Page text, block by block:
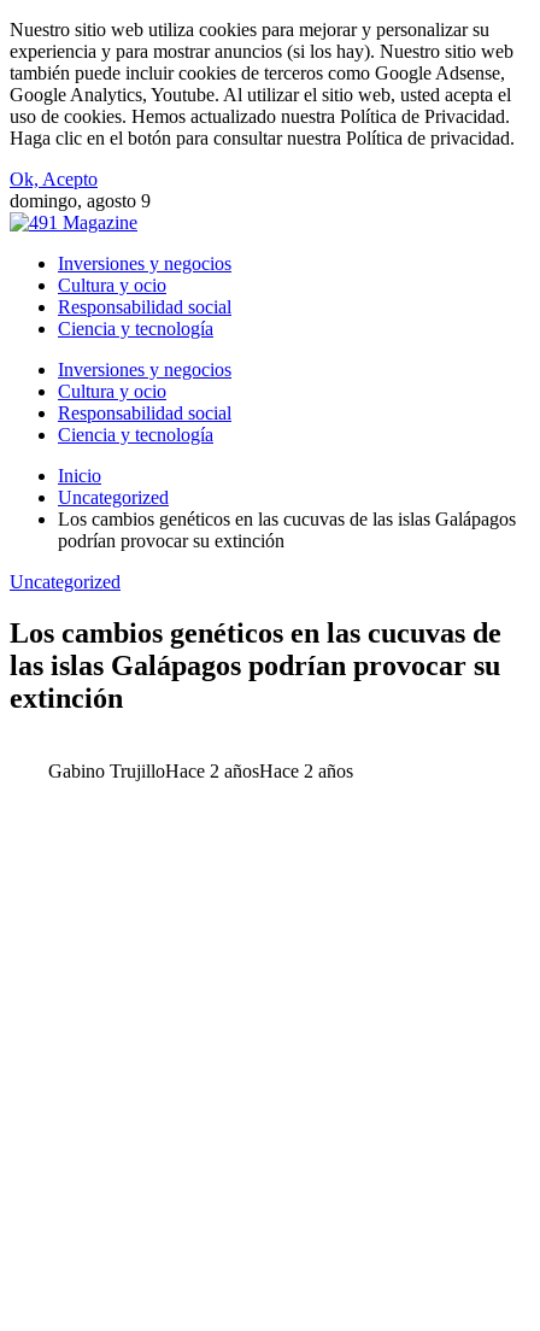
Nuestro sitio web utiliza cookies para mejorar y personalizar su
experiencia y para mostrar anuncios (si los hay). Nuestro sitio web
también puede incluir cookies de terceros como Google Adsense,
Google Analytics, Youtube. Al utilizar el sitio web, usted acepta el
uso de cookies. Hemos actualizado nuestra Política de Privacidad.
Haga clic en el botón para consultar nuestra Política de privacidad.
Ok, Acepto
domingo, agosto 9
Inversiones y negocios
Cultura y ocio
Responsabilidad social
Ciencia y tecnología
Inversiones y negocios
Cultura y ocio
Responsabilidad social
Ciencia y tecnología
Inicio
Uncategorized
Los cambios genéticos en las cucuvas de las islas Galápagos
podrían provocar su extinción
Uncategorized
Los cambios genéticos en las cucuvas de
las islas Galápagos podrían provocar su
extinción
Gabino TrujilloHace 2 añosHace 2 años